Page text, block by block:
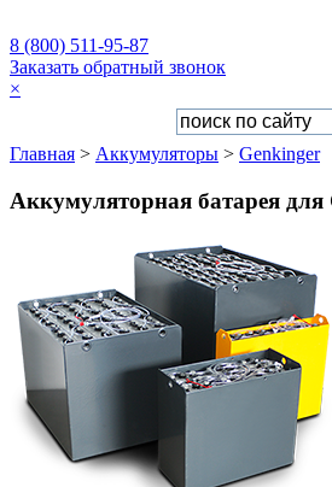
8 (800) 511-95-87
Заказать обратный звонок
×
Главная > Аккумуляторы > Genkinger
Аккумуляторная батарея для